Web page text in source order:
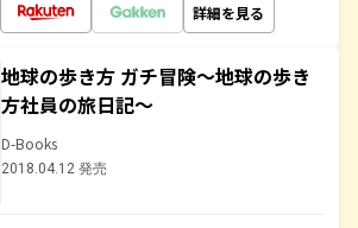
詳細を見る
地球の歩き方 ガチ冒険～地球の歩き
方社員の旅日記～
D-Books
2018.04.12 発売